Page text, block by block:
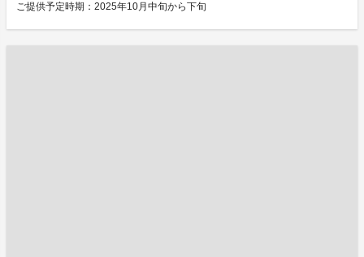
ご提供予定時期：2025年10月中旬から下旬